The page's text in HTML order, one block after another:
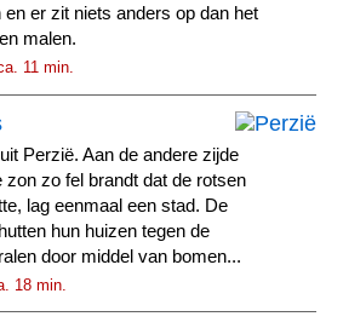
er zit niets anders op dan het
malen.
11 min.
Perzië. Aan de andere zijde
zon zo fel brandt dat de rotsen
lag eenmaal een stad. De
hun huizen tegen de
door middel van bomen...
18 min.